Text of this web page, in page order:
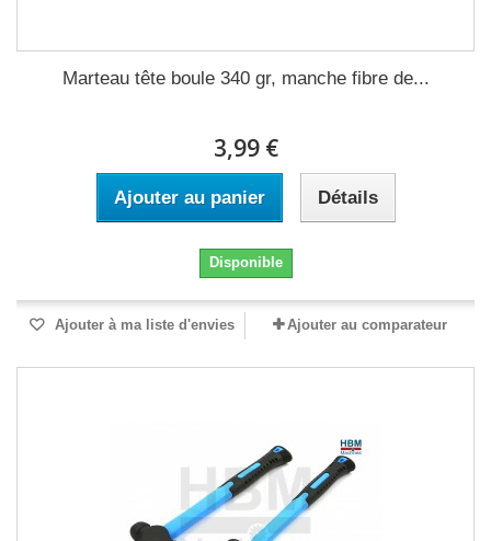
Marteau tête boule 340 gr, manche fibre de...
3,99 €
Ajouter au panier Détails
Disponible
Ajouter à ma liste d'envies Ajouter au comparateur